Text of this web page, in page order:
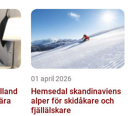
01 april 2026
Hemsedal skandinaviens
alper för skidåkare och
fjällälskare